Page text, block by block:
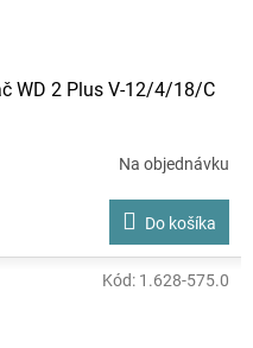
WD 2 Plus V-12/4/18/C
Na objednávku
Do košíka
Kód: 1.628-575.0